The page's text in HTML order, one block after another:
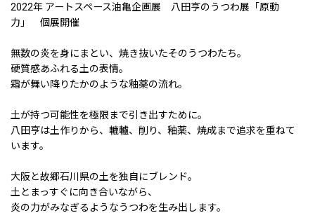
2022年 アートスペース油亀企画展 八田亨のうつわ展「原動
力」 個展開催
無数の炎を身にまとい、焼き抜いたそのうつわたち。
硬質感あふれる土の表情。
霜が舞い降りたかのような釉薬の流れ。
土が持つ可能性を極限まで引き出すために。
八田亨は土作りから、轆轤、削り、釉薬、焼成まで追求を重ねて
います。
大阪と故郷石川県の土を独自にブレンド。
土とまっすぐに向き合いながら、
炎の力がみなぎるようなうつわを生み出します。